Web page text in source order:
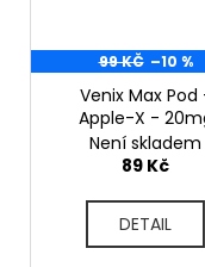
99 KČ –10 %
Venix Max Pod
Apple-X -
Není skladem
89 Kč
DETAIL